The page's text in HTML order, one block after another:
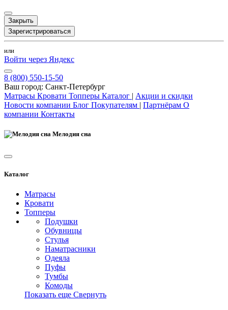
Закрыть
Зарегистрироваться
или
Войти через Яндекс
8 (800) 550-15-50
Ваш город: Санкт-Петербург
Матрасы Кровати Топперы Каталог | Акции и скидки
Новости компании Блог Покупателям | Партнёрам О
компании Контакты
Мелодия сна
Каталог
Матрасы
Кровати
Топперы
Подушки
Обувницы
Стулья
Наматрасники
Одеяла
Пуфы
Тумбы
Комоды
Показать еще Свернуть